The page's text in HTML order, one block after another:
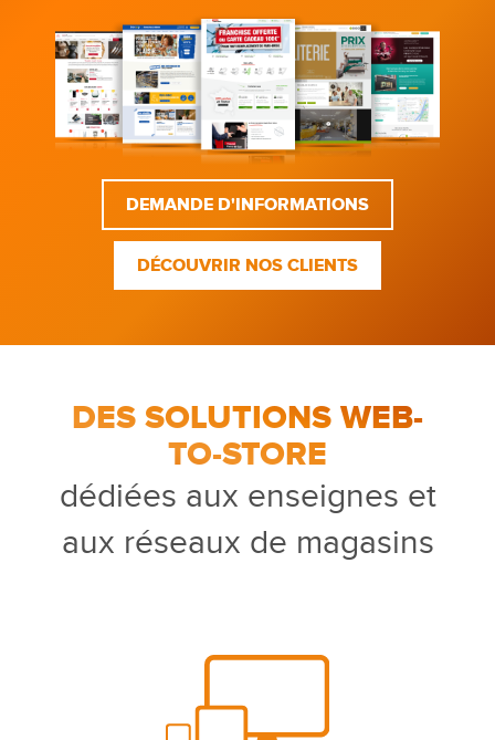
DEMANDE D'INFORMATIONS
DÉCOUVRIR NOS CLIENTS
DES SOLUTIONS WEB-
TO-STORE
dédiées aux enseignes et
aux réseaux de magasins